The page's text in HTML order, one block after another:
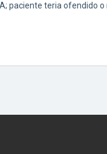
paciente teria ofendido o